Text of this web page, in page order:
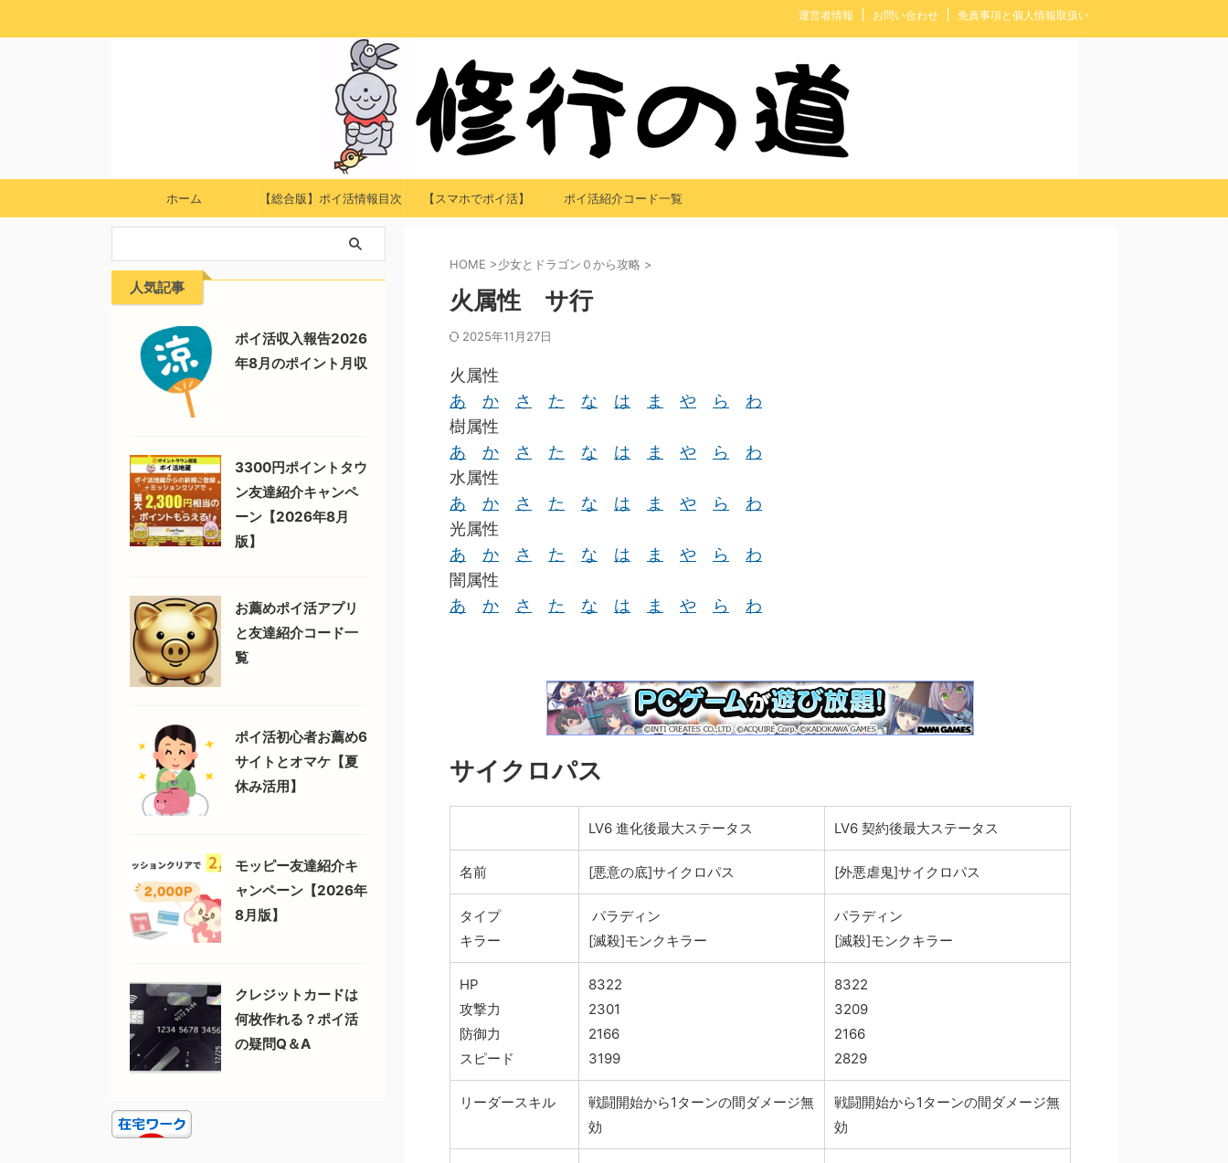
運営者情報 お問い合わせ 免責事項と個人情報取扱い
ホーム 【総合版】ポイ活情報目次 【スマホでポイ活】 ポイ活紹介コード一覧
HOME >少女とドラゴン０から攻略 >
火属性 サ行
2025年11月27日
火属性
あ
か さ た な は ま や ら
わ
樹属性
あ
か さ た な は ま や ら
わ
水属性
あ
か さ た な は ま や ら
わ
光属性
あ
か さ た な は ま や ら
わ
闇属性
あ
か さ た な は ま や ら わ
サイクロパス
LV6 進化後最大ステータス LV6 契約後最大ステータス
名前 [悪意の底]サイクロパス [外悪虐鬼]サイクロパス
タイプ
キラー
パラディン
[滅殺]モンクキラー
パラディン
[滅殺]モンクキラー
HP
攻撃力
防御力
スピード
8322
2301
2166
3199
8322
3209
2166
2829
リーダースキル
戦闘開始から1ターンの間ダメージ無
効
戦闘開始から1ターンの間ダメージ無
効
人気記事
ポイ活収入報告2026
年8月のポイント月収
3300円ポイントタウ
ン友達紹介キャンペ
ーン【2026年8月
版】
お薦めポイ活アプリ
と友達紹介コード一
覧
ポイ活初心者お薦め6
サイトとオマケ【夏
休み活用】
モッピー友達紹介キ
ャンペーン【2026年
8月版】
クレジットカードは
何枚作れる？ポイ活
の疑問Q＆A